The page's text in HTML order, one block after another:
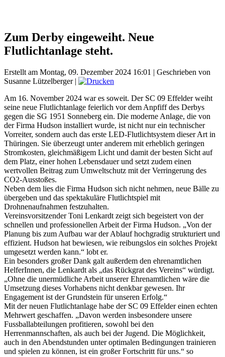
Zum Derby eingeweiht. Neue
Flutlichtanlage steht.
Erstellt am Montag, 09. Dezember 2024 16:01 | Geschrieben von
Susanne Lützelberger|
Am 16. November 2024 war es soweit. Der SC 09 Effelder weiht
seine neue Flutlichtanlage feierlich vor dem Anpfiff des Derbys
gegen die SG 1951 Sonneberg ein. Die moderne Anlage, die von
der Firma Hudson installiert wurde, ist nicht nur ein technischer
Vorreiter, sondern auch das erste LED-Flutlichtsystem dieser Art in
Thüringen. Sie überzeugt unter anderem mit erheblich geringen
Stromkosten, gleichmäßigem Licht und damit der besten Sicht auf
dem Platz, einer hohen Lebensdauer und setzt zudem einen
wertvollen Beitrag zum Umweltschutz mit der Verringerung des
CO2-Ausstoßes.
Neben dem lies die Firma Hudson sich nicht nehmen, neue Bälle zu
übergeben und das spektakuläre Flutlichtspiel mit
Drohnenaufnahmen festzuhalten.
Vereinsvorsitzender Toni Lenkardt zeigt sich begeistert von der
schnellen und professionellen Arbeit der Firma Hudson. „Von der
Planung bis zum Aufbau war der Ablauf hochgradig strukturiert und
effizient. Hudson hat bewiesen, wie reibungslos ein solches Projekt
umgesetzt werden kann.“ lobt er.
Ein besonders großer Dank galt außerdem den ehrenamtlichen
HelferInnen, die Lenkardt als „das Rückgrat des Vereins“ würdigt.
„Ohne die unermüdliche Arbeit unserer Ehrenamtlichen wäre die
Umsetzung dieses Vorhabens nicht denkbar gewesen. Ihr
Engagement ist der Grundstein für unseren Erfolg.“
Mit der neuen Flutlichtanlage habe der SC 09 Effelder einen echten
Mehrwert geschaffen. „Davon werden insbesondere unsere
Fussballabteilungen profitieren, sowohl bei den
Herrenmannschaften, als auch bei der Jugend. Die Möglichkeit,
auch in den Abendstunden unter optimalen Bedingungen trainieren
und spielen zu können, ist ein großer Fortschritt für uns.“ so